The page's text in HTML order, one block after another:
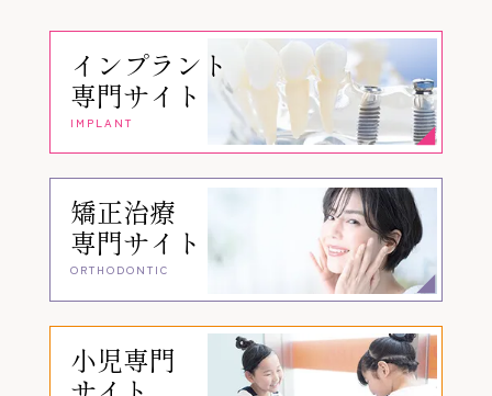
インプラント
専門サイト
IMPLANT
矯正治療
専門サイト
ORTHODONTIC
小児専門